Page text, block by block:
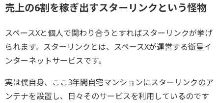
売上の6割を稼ぎ出すスターリンクという怪物
スペースXと個人で関わり合うとすればスターリンクが挙げ
られます。スターリンクとは、スペースXが運営する衛星イ
ンターネットサービスです。
実は僕自身、ここ3年間自宅マンションにスターリンクのア
ンテナを設置し、日々そのサービスを利用しているのです